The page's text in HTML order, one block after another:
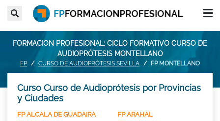
FORMACION PROFESIONAL: CICLO FORMATIVO CURSO DE
AUDIOPRÓTESIS MONTELLANO
FP CURSO DE AUDIOPRÓTESIS SEVILLA FP MONTELLANO
Curso Curso de Audioprótesis por Provincias
y Ciudades
FP ALCALA DE GUADAIRA
FP ARAHAL